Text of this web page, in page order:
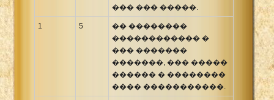
��� ��� �����.
1 5
�� ��������
������������ �
��� �������
�������, ��� �����
������ � ��������
���� �����������.